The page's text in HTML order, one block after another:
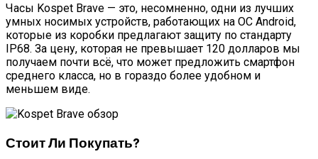
Часы Kospet Brave — это, несомненно, одни из лучших
умных носимых устройств, работающих на ОС Android,
которые из коробки предлагают защиту по стандарту
IP68. За цену, которая не превышает 120 долларов мы
получаем почти всё, что может предложить смартфон
среднего класса, но в гораздо более удобном и
меньшем виде.
Стоит Ли Покупать?